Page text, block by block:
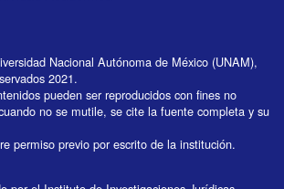
Nacional Autónoma de México (UNAM),
2021.
pueden ser reproducidos con fines no
no se mutile, se cite la fuente completa y su
permiso previo por escrito de la institución.